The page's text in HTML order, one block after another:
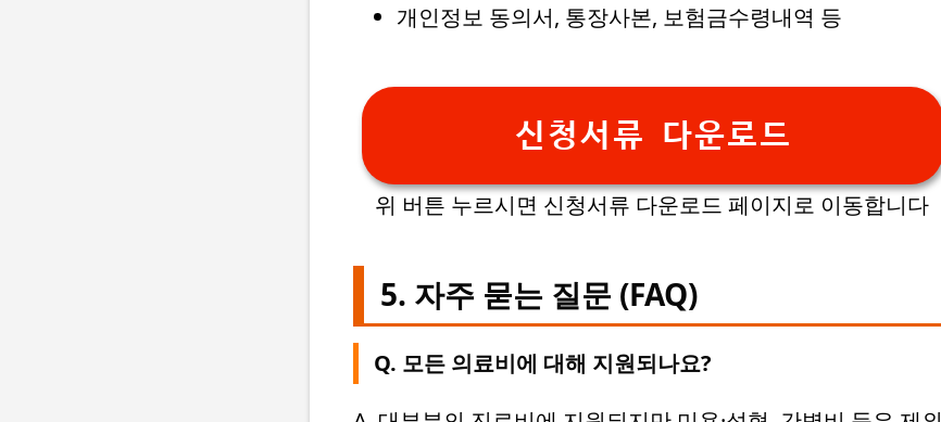
개인정보 동의서, 통장사본, 보험금수령내역 등
신청서류 다운로드
위 버튼 누르시면 신청서류 다운로드 페이지로 이동합니다
5. 자주 묻는 질문 (FAQ)
Q. 모든 의료비에 대해 지원되나요?